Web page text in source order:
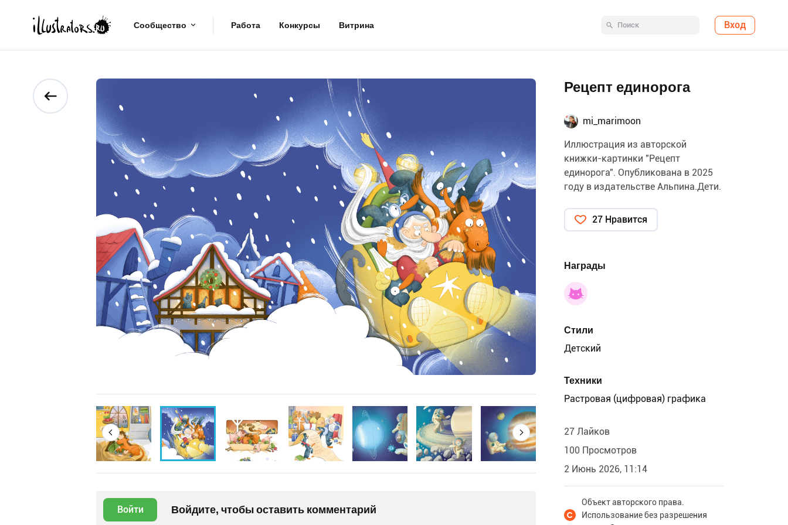
Сообщество Работа Конкурсы Витрина Вход
Войти Войдите, чтобы оставить комментарий
Рецепт единорога
mi_marimoon
Иллюстрация из авторской
книжки-картинки "Рецепт
единорога". Опубликована в 2025
году в издательстве Альпина.Дети.
27 Нравится
Награды
Стили
Детский
Техники
Растровая (цифровая) графика
27 Лайков
100 Просмотров
2 Июнь 2026, 11:14
Объект авторского права.
Использование без разрешения